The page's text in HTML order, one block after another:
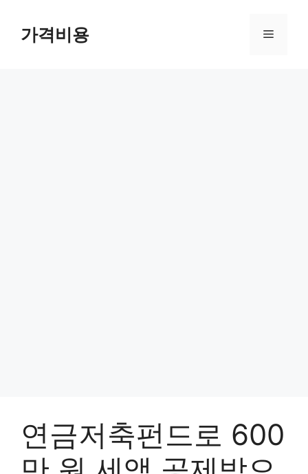
가격비용 메
연금저축펀드로 600